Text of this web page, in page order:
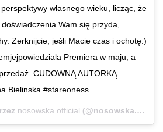
własnego wieku, licząc, że
Wam się przyda,
Zerknijcie, jeśli Macie czas i ochotę:)
Premiera w maju, a
CUDOWNĄ AUTORKĄ
Bielinska #stareoness
nosowska.official (@nosowska.official)